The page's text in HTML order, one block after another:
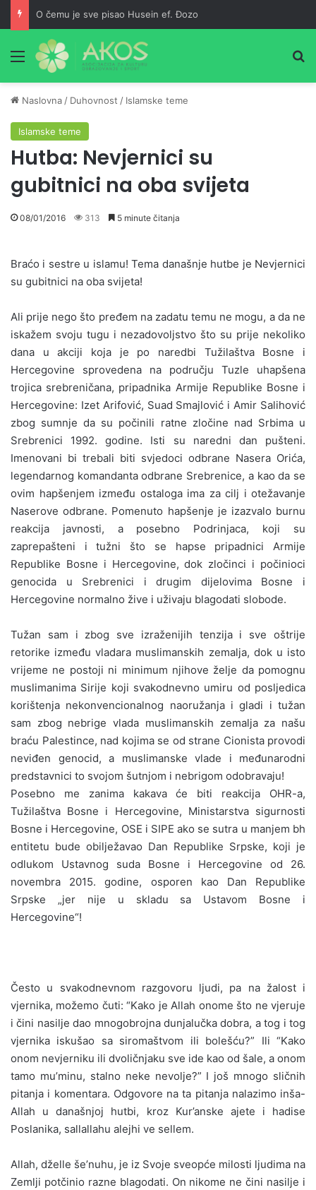
O čemu je sve pisao Husein ef. Đozo
Meni
Naslovna / Duhovnost / Islamske teme
Islamske teme
Hutba: Nevjernici su
gubitnici na oba svijeta
08/01/2016 313 5 minute čitanja
Braćo i sestre u islamu! Tema današnje hutbe je Nevjernici
su gubitnici na oba svijeta!
Ali prije nego što pređem na zadatu temu ne mogu, a da ne
iskažem svoju tugu i nezadovoljstvo što su prije nekoliko
dana u akciji koja je po naredbi Tužilaštva Bosne i
Hercegovine sprovedena na području Tuzle uhapšena
trojica srebreničana, pripadnika Armije Republike Bosne i
Hercegovine: Izet Arifović, Suad Smajlović i Amir Salihović
zbog sumnje da su počinili ratne zločine nad Srbima u
Srebrenici 1992. godine. Isti su naredni dan pušteni.
Imenovani bi trebali biti svjedoci odbrane Nasera Orića,
legendarnog komandanta odbrane Srebrenice, a kao da se
ovim hapšenjem između ostaloga ima za cilj i otežavanje
Naserove odbrane. Pomenuto hapšenje je izazvalo burnu
reakcija javnosti, a posebno Podrinjaca, koji su
zaprepašteni i tužni što se hapse pripadnici Armije
Republike Bosne i Hercegovine, dok zločinci i počinioci
genocida u Srebrenici i drugim dijelovima Bosne i
Hercegovine normalno žive i uživaju blagodati slobode.
Tužan sam i zbog sve izraženijih tenzija i sve oštrije
retorike između vladara muslimanskih zemalja, dok u isto
vrijeme ne postoji ni minimum njihove želje da pomognu
muslimanima Sirije koji svakodnevno umiru od posljedica
korištenja nekonvencionalnog naoružanja i gladi i tužan
sam zbog nebrige vlada muslimanskih zemalja za našu
braću Palestince, nad kojima se od strane Cionista provodi
neviđen genocid, a muslimanske vlade i međunarodni
predstavnici to svojom šutnjom i nebrigom odobravaju!
Posebno me zanima kakava će biti reakcija OHR-a,
Tužilaštva Bosne i Hercegovine, Ministarstva sigurnosti
Bosne i Hercegovine, OSE i SIPE ako se sutra u manjem bh
entitetu bude obilježavao Dan Republike Srpske, koji je
odlukom Ustavnog suda Bosne i Hercegovine od 26.
novembra 2015. godine, osporen kao Dan Republike
Srpske „jer nije u skladu sa Ustavom Bosne i
Hercegovine“!
Često u svakodnevnom razgovoru ljudi, pa na žalost i
vjernika, možemo čuti: “Kako je Allah onome što ne vjeruje
i čini nasilje dao mnogobrojna dunjalučka dobra, a tog i tog
vjernika iskušao sa siromaštvom ili bolešću?” Ili “Kako
onom nevjerniku ili dvoličnjaku sve ide kao od šale, a onom
tamo mu’minu, stalno neke nevolje?” I još mnogo sličnih
pitanja i komentara. Odgovore na ta pitanja nalazimo inša-
Allah u današnjoj hutbi, kroz Kur’anske ajete i hadise
Poslanika, sallallahu alejhi ve sellem.
Allah, dželle še’nuhu, je iz Svoje sveopće milosti ljudima na
Zemlji potčinio razne blagodati. On nikome ne čini nasilje i